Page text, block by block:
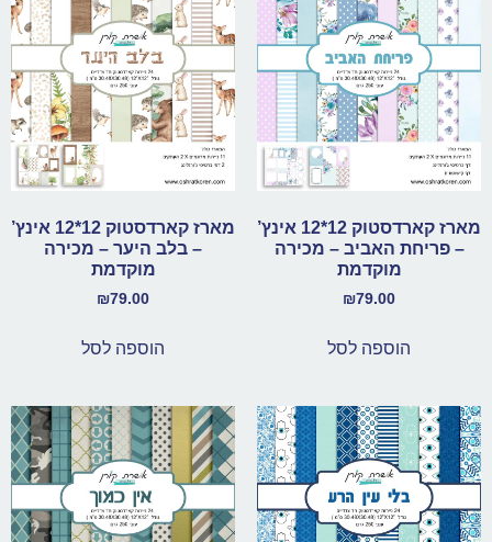
מארז קארדסטוק 12*12 אינץ’
– פריחת האביב – מכירה
מוקדמת
₪79.00
הוספה לסל
מארז קארדסטוק 12*12 אינץ’
– בלב היער – מכירה
מוקדמת
₪79.00
הוספה לסל